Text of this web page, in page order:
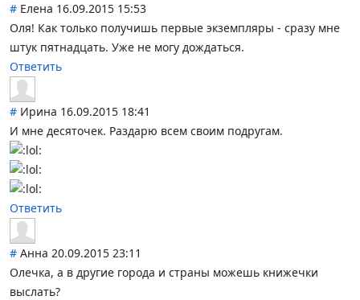
# Елена 16.09.2015 15:53
Оля! Как только получишь первые экземпляры - сразу мне
штук пятнадцать. Уже не могу дождаться.
Ответить
# Ирина 16.09.2015 18:41
И мне десяточек. Раздарю всем своим подругам.
Ответить
# Анна 20.09.2015 23:11
Олечка, а в другие города и страны можешь книжечки
выслать?